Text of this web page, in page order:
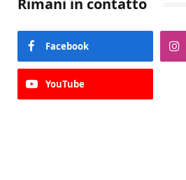
Rimani in contatto
Facebook
YouTube